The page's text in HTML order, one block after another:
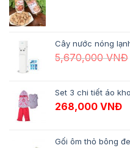
Cây nước nóng
5,670,000VNĐ
Set 3 chi tiết áo
268,000 VNĐ
Gối ôm thỏ bông